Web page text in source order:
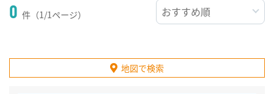
0 件（1/1ページ）
地図で検索